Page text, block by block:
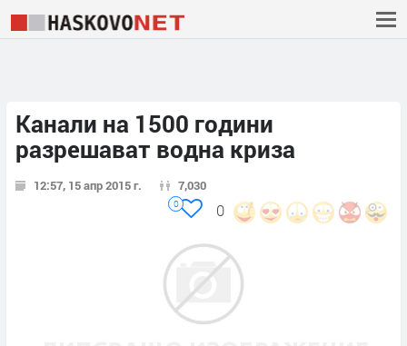
Канали на 1500 години
разрешават водна криза
12:57, 15 апр 2015 г. 7,030
0
0